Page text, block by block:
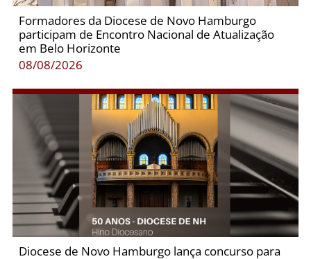
Formadores da Diocese de Novo Hamburgo
participam de Encontro Nacional de Atualização
em Belo Horizonte
08/08/2026
Diocese de Novo Hamburgo lança concurso para